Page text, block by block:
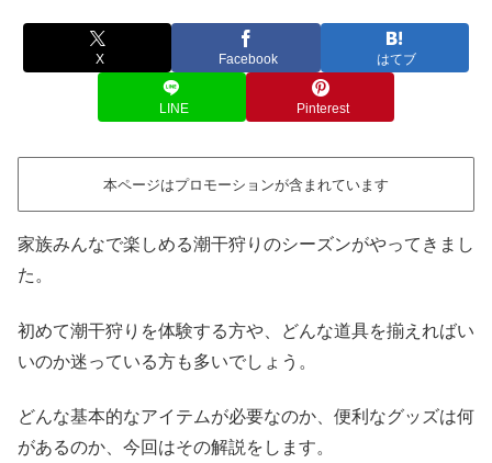
X Facebook はてブ
LINE Pinterest
本ページはプロモーションが含まれています
家族みんなで楽しめる潮干狩りのシーズンがやってきまし
た。
初めて潮干狩りを体験する方や、どんな道具を揃えればい
いのか迷っている方も多いでしょう。
どんな基本的なアイテムが必要なのか、便利なグッズは何
があるのか、今回はその解説をします。